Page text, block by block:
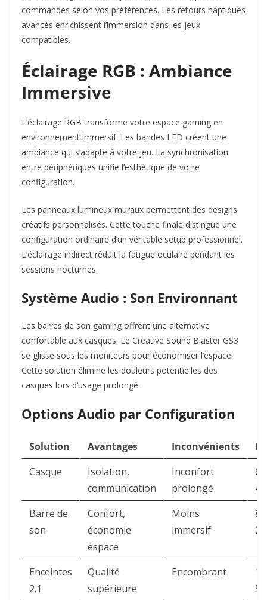
commandes selon vos préférences. Les retours haptiques
avancés enrichissent l’immersion dans les jeux
compatibles.​
Éclairage RGB : Ambiance
Immersive
L’éclairage RGB transforme votre espace gaming en
environnement immersif. Les bandes LED créent une
ambiance qui s’adapte à votre jeu. La synchronisation
entre périphériques unifie l’esthétique de votre
configuration.​
Les panneaux lumineux muraux permettent des designs
créatifs personnalisés. Cette touche finale distingue une
configuration ordinaire d’un véritable setup professionnel.
L’éclairage indirect réduit la fatigue oculaire pendant les
sessions nocturnes.​
Système Audio : Son Environnant
Les barres de son gaming offrent une alternative
confortable aux casques. Le Creative Sound Blaster GS3
se glisse sous les moniteurs pour économiser l’espace.
Cette solution élimine les douleurs potentielles des
casques lors d’usage prolongé.​
Options Audio par Configuration
Solution Avantages Inconvénients
Casque
Isolation,
communication
Inconfort
prolongé
Barre de
son
Confort,
économie
espace
Moins
immersif
Enceintes
2.1
Qualité
supérieure
Encombrant